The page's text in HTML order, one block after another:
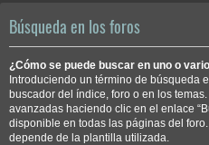
Búsqueda en los foros
¿Cómo se puede buscar en uno o
Introduciendo un término de búsqueda
buscador del índice, foro o en los
avanzadas haciendo clic en el enlace
disponible en todas las páginas del
depende de la plantilla utilizada.